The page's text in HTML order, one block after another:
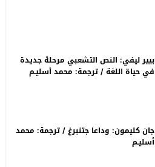
بيير ليفي: النص التشعبي مرحلة جديدة
في حياة اللغة / ترجمة: محمد أسليـم
جان كليمون: وداعا جتنبرغ / ترجمة: محمد
أسليـم